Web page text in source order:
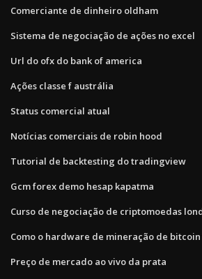
Comerciante de dinheiro oldham
Sistema de negociação de ações no excel
Url do ofx do bank of america
Ações classe f austrália
Status comercial atual
Notícias comerciais de robin hood
Tutorial de backtesting do tradingview
Gcm forex demo hesap kapatma
Curso de negociação de criptomoedas
Como o hardware de mineração de
Preço de mercado ao vivo da prata